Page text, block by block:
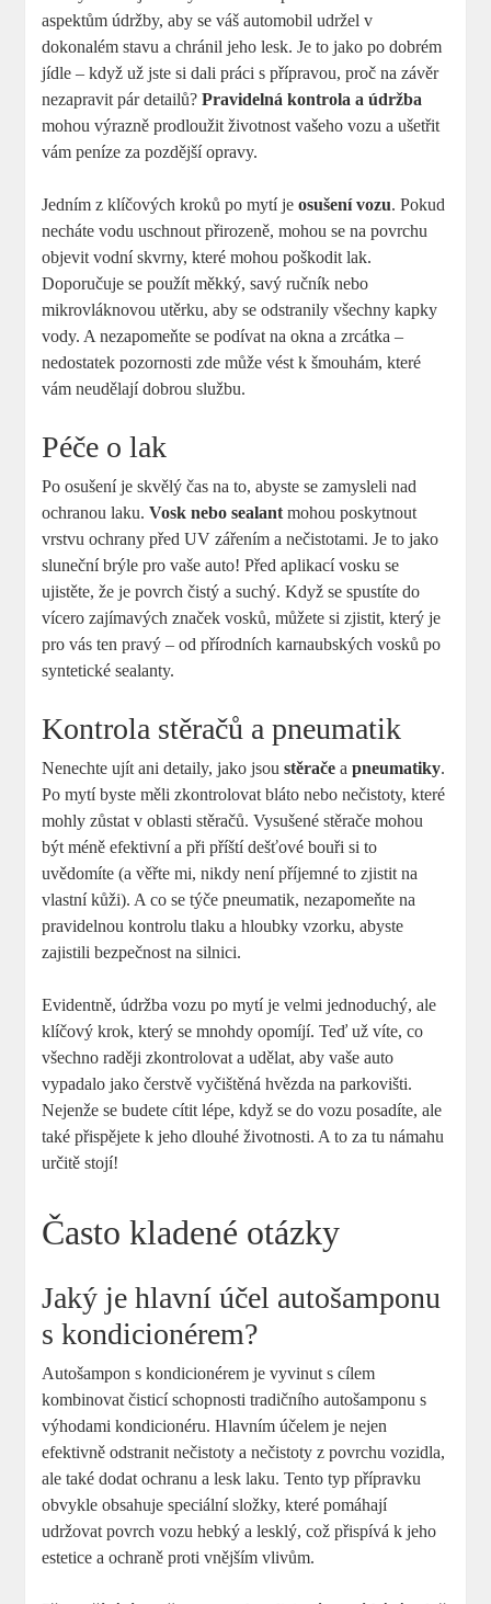
aspektům údržby, aby se váš automobil udržel v
dokonalém stavu a chránil jeho lesk. Je to jako po dobrém
jídle – když už jste si dali práci s přípravou, proč na závěr
nezapravit pár detailů?Pravidelná kontrola a údržba
mohou výrazně prodloužit životnost vašeho vozu a ušetřit
vám peníze za pozdější opravy.
Jedním z klíčových kroků po mytí jeosušení vozu. Pokud
necháte vodu uschnout přirozeně, mohou se na povrchu
objevit vodní skvrny, které mohou poškodit lak.
Doporučuje se použít měkký, savý ručník nebo
mikrovláknovou utěrku, aby se odstranily všechny kapky
vody. A nezapomeňte se podívat na okna a zrcátka –
nedostatek pozornosti zde může vést k šmouhám, které
vám neudělají dobrou službu.
Péče o lak
Po osušení je skvělý čas na to, abyste se zamysleli nad
ochranou laku.Vosk nebo sealant mohou poskytnout
vrstvu ochrany před UV zářením a nečistotami. Je to jako
sluneční brýle pro vaše auto! Před aplikací vosku se
ujistěte, že je povrch čistý a suchý. Když se spustíte do
vícero zajímavých značek vosků, můžete si zjistit, který je
pro vás ten pravý – od přírodních karnaubských vosků po
syntetické sealanty.
Kontrola stěračů a pneumatik
Nenechte ujít ani detaily, jako jsoustěrače apneumatiky.
Po mytí byste měli zkontrolovat bláto nebo nečistoty, které
mohly zůstat v oblasti stěračů. Vysušené stěrače mohou
být méně efektivní a při příští dešťové bouři si to
uvědomíte (a věřte mi, nikdy není příjemné to zjistit na
vlastní kůži). A co se týče pneumatik, nezapomeňte na
pravidelnou kontrolu tlaku a hloubky vzorku, abyste
zajistili bezpečnost na silnici.
Evidentně, údržba vozu po mytí je velmi jednoduchý, ale
klíčový krok, který se mnohdy opomíjí. Teď už víte, co
všechno raději zkontrolovat a udělat, aby vaše auto
vypadalo jako čerstvě vyčištěná hvězda na parkovišti.
Nejenže se budete cítit lépe, když se do vozu posadíte, ale
také přispějete k jeho dlouhé životnosti. A to za tu námahu
určitě stojí!
Často kladené otázky
Jaký je hlavní účel autošamponu
s kondicionérem?
Autošampon s kondicionérem je vyvinut s cílem
kombinovat čisticí schopnosti tradičního autošamponu s
výhodami kondicionéru. Hlavním účelem je nejen
efektivně odstranit nečistoty a nečistoty z povrchu vozidla,
ale také dodat ochranu a lesk laku. Tento typ přípravku
obvykle obsahuje speciální složky, které pomáhají
udržovat povrch vozu hebký a lesklý, což přispívá k jeho
estetice a ochraně proti vnějším vlivům.